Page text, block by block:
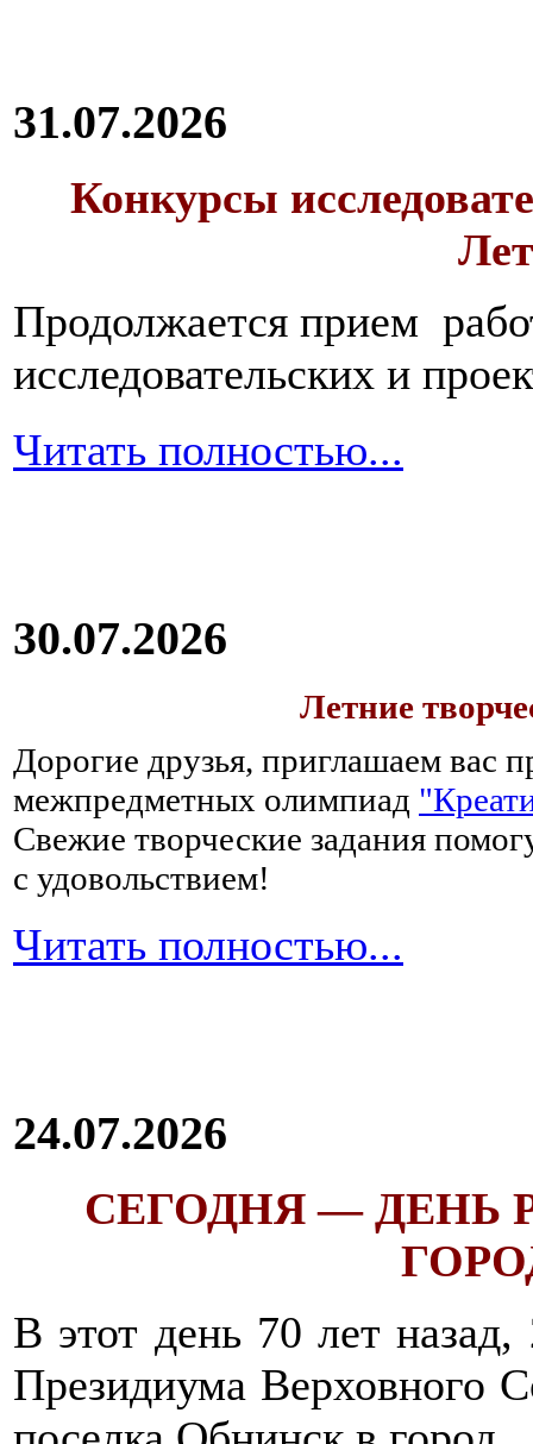
31.07.2026
Конкурсы
Продолжается прием
исследовательских и
Читать полностью...
30.07.2026
Летние
Дорогие друзья, приглашаем вас
межпредметных олимпиад
Свежие творческие задания
с удовольствием!
Читать полностью...
24.07.2026
СЕГОДНЯ — ДЕНЬ
В этот день 70 лет
Президиума Верховного